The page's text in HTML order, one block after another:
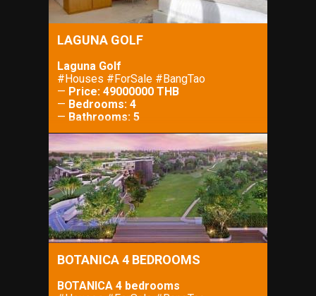
LAGUNA GOLF
Laguna Golf
#Houses #ForSale #BangTao
— Price: 49000000 THB
— Bedrooms: 4
— Bathrooms: 5
—Property Size: 450 m²
—Lot Size: 500 m²
BOTANICA 4 BEDROOMS
BOTANICA 4 bedrooms